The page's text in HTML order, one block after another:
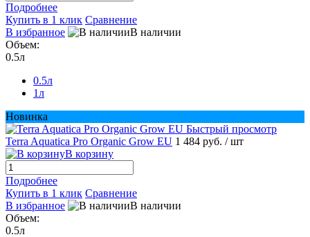
Подробнее
Купить в 1 клик Сравнение
В избранное
В наличии
Объем:
0.5л
0.5л
1л
Новинка
Быстрый просмотр
Terra Aquatica Pro Organic Grow EU 1 484 руб. / шт
В корзину
Подробнее
Купить в 1 клик Сравнение
В избранное
В наличии
Объем:
0.5л